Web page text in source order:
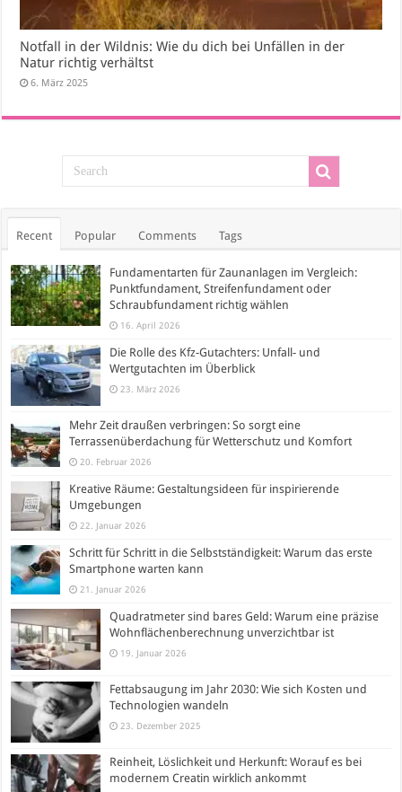
Notfall in der Wildnis: Wie du dich bei Unfällen in der
Natur richtig verhältst
6. März 2025
Recent Popular Comments Tags
Fundamentarten für Zaunanlagen im Vergleich:
Punktfundament, Streifenfundament oder
Schraubfundament richtig wählen
16. April 2026
Die Rolle des Kfz-Gutachters: Unfall- und
Wertgutachten im Überblick
23. März 2026
Mehr Zeit draußen verbringen: So sorgt eine
Terrassenüberdachung für Wetterschutz und Komfort
20. Februar 2026
Kreative Räume: Gestaltungsideen für inspirierende
Umgebungen
22. Januar 2026
Schritt für Schritt in die Selbstständigkeit: Warum das erste
Smartphone warten kann
21. Januar 2026
Quadratmeter sind bares Geld: Warum eine präzise
Wohnflächenberechnung unverzichtbar ist
19. Januar 2026
Fettabsaugung im Jahr 2030: Wie sich Kosten und
Technologien wandeln
23. Dezember 2025
Reinheit, Löslichkeit und Herkunft: Worauf es bei
modernem Creatin wirklich ankommt